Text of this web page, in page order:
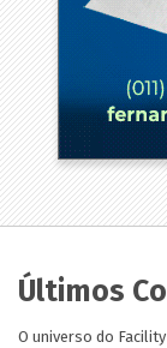
Últimos
O universo do